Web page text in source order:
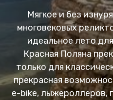
Мягкое и без
многовековых
идеальное лето
Красная Поляна
только для
прекрасная
e-bike, лыжероллеров,